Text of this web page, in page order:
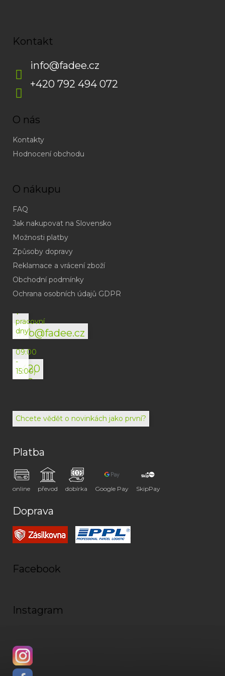
Kontakt
info@fadee.cz
+420 792 494 072
O nás
Kontakty
Hodnocení obchodu
O nákupu
FAQ
Jak nakupovat na Slovensko
Možnosti platby
Způsoby dopravy
Reklamace a vrácení zboží
Obchodní podmínky
Ochrana osobních údajů GDPR
info@fadee.cz
(odpověď
do
v
pracovní
dny)
+420
792
072
(Po-
09:00
-
15:00)
Chcete vědět o novinkách jako první?
Platba
online převod dobírka Google Pay SkipPay
Doprava
Facebook
Instagram